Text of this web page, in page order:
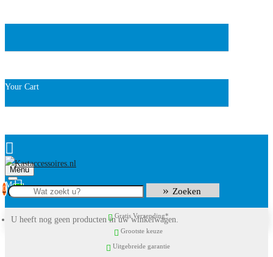
Your Cart
Menu
0
U heeft nog geen producten in uw winkelwagen.
Zoeken
Gratis Verzending*
Grootste keuze
Uitgebreide garantie